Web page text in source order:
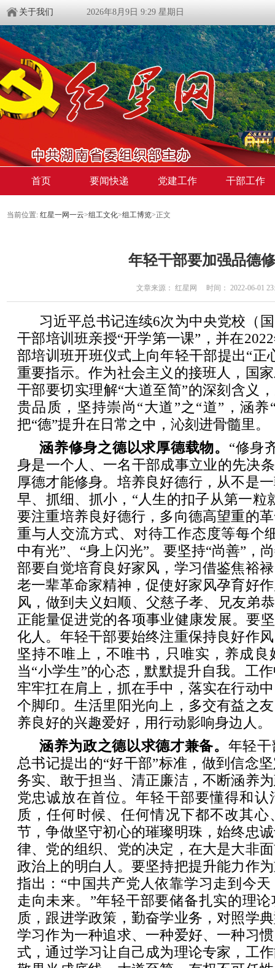
关于我们 2026年8月9日 9:29 星期日
首页 要闻快递 党建工作 干部工作
当前位置: 红星一网一云>组工文化>组工博览>正文
年轻干部要加强品德
文章来源： 红星网 时间： 2022-06-01
习近平总书记连续6次为中央党校（
干部培训班亲授“开学第一课”，并在
部培训班开班仪式上向年轻干部提出“正
重要指示。作为社会主义的接班人，国
干部要切实理解“大道至简”的深刻含义
贵品质，坚持崇尚“大道”之“道”，涵养
把“德”提升在日常之中，沁刻进骨髓里。
涵养修身之德以求厚德载物。 “修身
身是一个人、一名干部成事立业的先决
厚德才能修身。培养良好德行，从不是
早、抓细、抓小，“人生的扣子从第一粒
要注重培养良好德行，多向德高望重的
重与人交流方式、对待工作态度等每个
中有光”、“身上闪光”。要坚持“尚善”，
部要自觉培育良好家风，学习借鉴焦裕
老一辈革命家精神，促使好家风孕育好
风，做到夫义妇顺、父慈子孝、兄友弟
正能量促进党的各项事业健康发展。要
化人。年轻干部要始终注重保持良好作
坚持不唯上，不唯书，只唯实，养成
当“小学生”的心态，默默提升自我。工
牢牢扛在肩上，抓在手中，落实在行动
个脚印。生活里阳光向上，多交有益之
养良好的兴趣爱好，用行动影响身边人。
涵养为政之德以求德才兼备。 年轻
总书记提出的“好干部”标准，做到信念
务实、敢于担当、清正廉洁，不断涵养
党忠诚放在首位。年轻干部要懂得和认
质，任何时候、任何情况下都不改其
节，争做坚守初心的璀璨明珠，始终忠
律、党的组织、党的决定，在大是大非
政治上的明白人。要坚持把提升能力作
指出：“中国共产党人依靠学习走到今
走向未来。”年轻干部要储备扎实的理
质，跟进学政策，勤奋学业务，对照学
学习作为一种追求、一种爱好、一种习
式，通过学习让自己成为理论专家，工